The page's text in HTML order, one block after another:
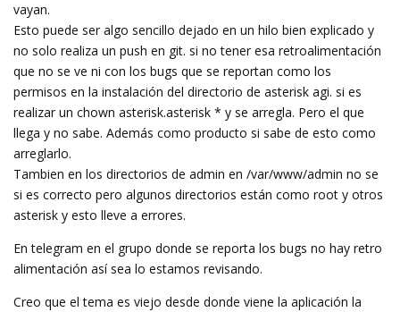
vayan.
Esto puede ser algo sencillo dejado en un hilo bien explicado y
no solo realiza un push en git. si no tener esa retroalimentación
que no se ve ni con los bugs que se reportan como los
permisos en la instalación del directorio de asterisk agi. si es
realizar un chown asterisk.asterisk * y se arregla. Pero el que
llega y no sabe. Además como producto si sabe de esto como
arreglarlo.
Tambien en los directorios de admin en /var/www/admin no se
si es correcto pero algunos directorios están como root y otros
asterisk y esto lleve a errores.
En telegram en el grupo donde se reporta los bugs no hay retro
alimentación así sea lo estamos revisando.
Creo que el tema es viejo desde donde viene la aplicación la